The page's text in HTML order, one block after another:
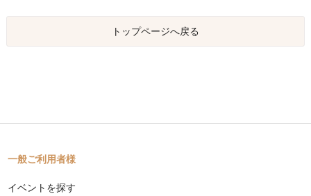
トップページへ戻る
一般ご利用者様
イベントを探す